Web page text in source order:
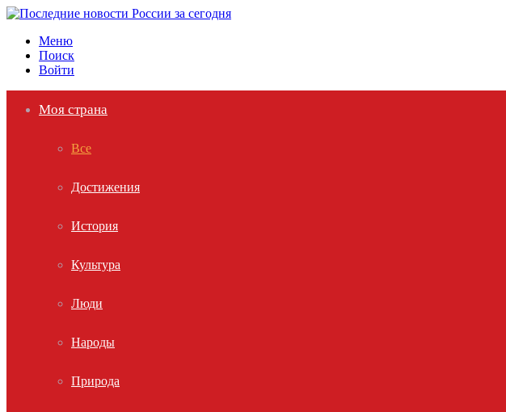
Меню
Поиск
Войти
Моя страна
Все
Достижения
История
Культура
Люди
Народы
Природа